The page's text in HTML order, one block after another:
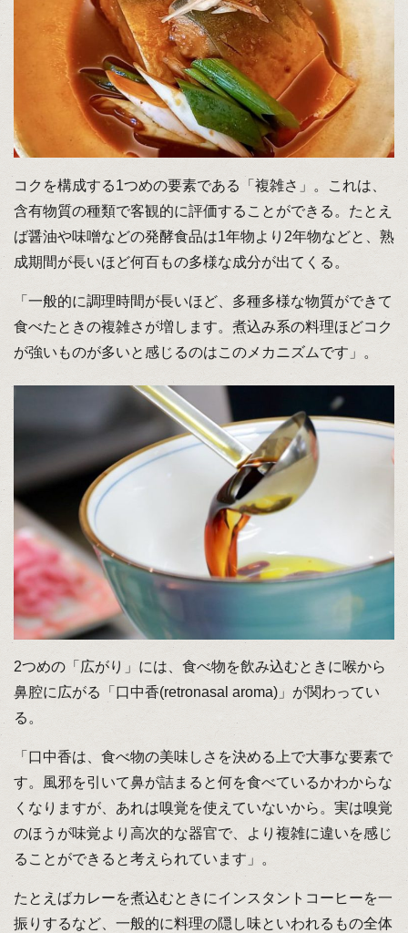
コクを構成する1つめの要素である「複雑さ」。これは、
含有物質の種類で客観的に評価することができる。たとえ
ば醤油や味噌などの発酵食品は1年物より2年物などと、熟
成期間が長いほど何百もの多様な成分が出てくる。
「一般的に調理時間が長いほど、多種多様な物質ができて
食べたときの複雑さが増します。煮込み系の料理ほどコク
が強いものが多いと感じるのはこのメカニズムです」。
2つめの「広がり」には、食べ物を飲み込むときに喉から
鼻腔に広がる「口中香(retronasal aroma)」が関わってい
る。
「口中香は、食べ物の美味しさを決める上で大事な要素で
す。風邪を引いて鼻が詰まると何を食べているかわからな
くなりますが、あれは嗅覚を使えていないから。実は嗅覚
のほうが味覚より高次的な器官で、より複雑に違いを感じ
ることができると考えられています」。
たとえばカレーを煮込むときにインスタントコーヒーを一
振りするなど、一般的に料理の隠し味といわれるもの全体